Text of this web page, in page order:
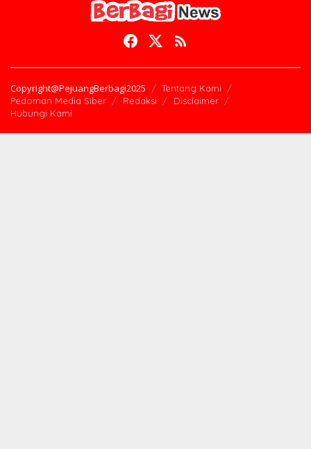
Copyright@PejuangBerbagi2025
Tentang Kami
Pedoman Media Siber
Redaksi
Disclaimer
Hubungi Kami